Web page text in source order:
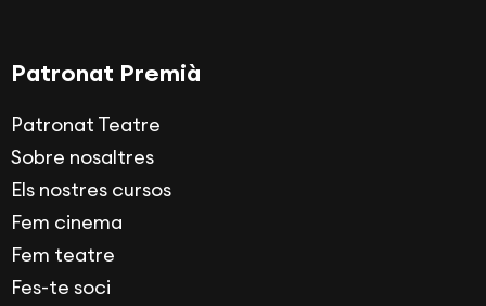
Patronat Premià
Patronat Teatre
Sobre nosaltres
Els nostres cursos
Fem cinema
Fem teatre
Fes-te soci